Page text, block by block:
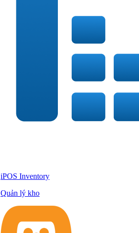
iPOS Inventory
Quản lý kho